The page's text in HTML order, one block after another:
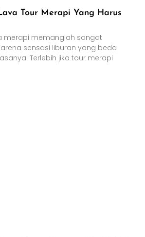
Tour Merapi Yang Harus
merapi memanglah sangat
sensasi liburan yang beda
Terlebih jika tour merapi